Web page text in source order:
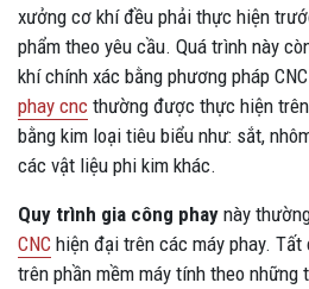
xưởng cơ khí đều phải thực hiện
phẩm theo yêu cầu. Quá trình này
khí chính xác bằng phương pháp
phay cnc thường được thực hiện
bằng kim loại tiêu biểu như: sắt,
các vật liệu phi kim khác.
Quy trình gia công phay này
CNC hiện đại trên các máy phay.
trên phần mềm máy tính theo những